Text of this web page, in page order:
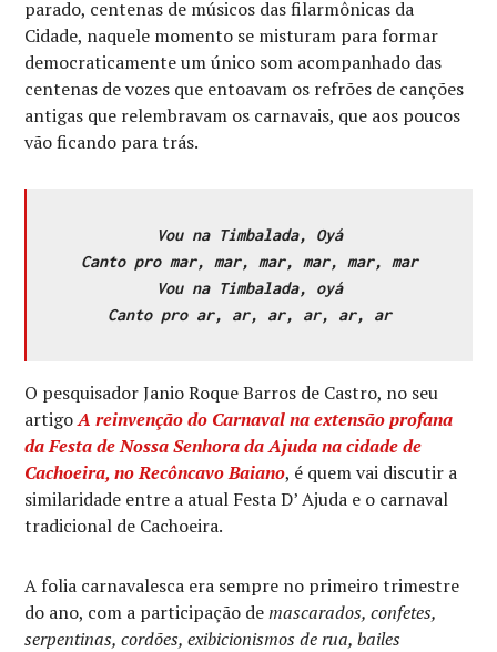
parado, centenas de músicos das filarmônicas da
Cidade, naquele momento se misturam para formar
democraticamente um único som acompanhado das
centenas de vozes que entoavam os refrões de canções
antigas que relembravam os carnavais, que aos poucos
vão ficando para trás.
Vou na Timbalada, Oyá
Canto pro mar, mar, mar, mar, mar, mar
Vou na Timbalada, oyá
Canto pro ar, ar, ar, ar, ar, ar
O pesquisador Janio Roque Barros de Castro, no seu
artigoA reinvenção do Carnaval na extensão profana
da Festa de Nossa Senhora da Ajuda na cidade de
Cachoeira, no Recôncavo Baiano, é quem vai discutir a
similaridade entre a atual Festa D’ Ajuda e o carnaval
tradicional de Cachoeira.
A folia carnavalesca era sempre no primeiro trimestre
do ano, com a participação demascarados, confetes,
serpentinas, cordões, exibicionismos de rua, bailes